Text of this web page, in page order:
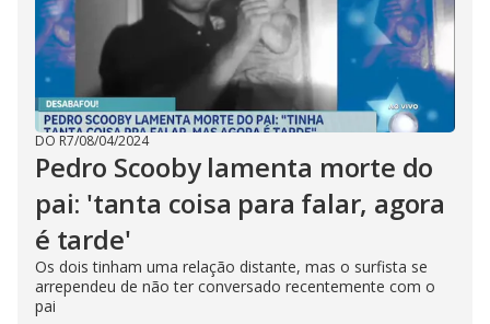
DO R7/08/04/2024
Pedro Scooby lamenta morte do
pai: 'tanta coisa para falar, agora
é tarde'
Os dois tinham uma relação distante, mas o surfista se
arrependeu de não ter conversado recentemente com o
pai